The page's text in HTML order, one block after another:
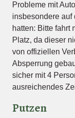
Probleme mit
insbesondere auf
hatten: Bitte fahrt
Platz, da dieser
von offiziellen
Absperrung
sicher mit 4
ausreichendes
Putzen